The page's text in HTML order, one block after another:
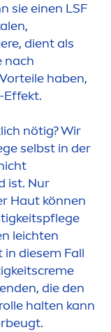
sie einen LSF
dient als
nach
haben,
Effekt.
nötig? Wir
selbst in der
ist. Nur
Haut können
leichten
diesem Fall
creme
die den
halten kann